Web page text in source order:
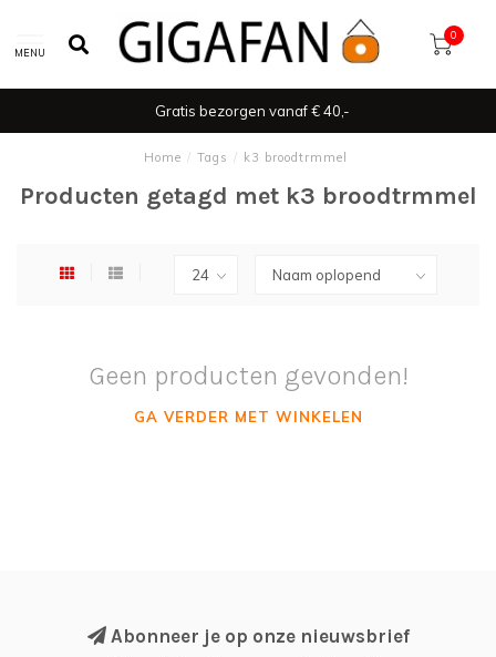
MENU
0
Gratis bezorgen vanaf € 40,-
Home / Tags / k3 broodtrmmel
Producten getagd met k3 broodtrmmel
Geen producten gevonden!
GA VERDER MET WINKELEN
Abonneer je op onze nieuwsbrief